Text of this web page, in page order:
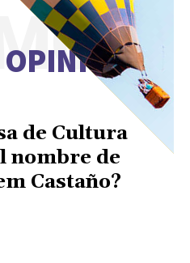
de Cultura
nombre de
Castaño?